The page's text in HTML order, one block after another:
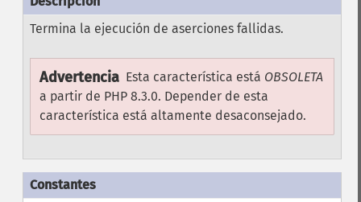
Termina la ejecución de aserciones fallidas.
Advertencia Esta característica está OBSOLETA
a partir de PHP 8.3.0. Depender de esta
característica está altamente desaconsejado.